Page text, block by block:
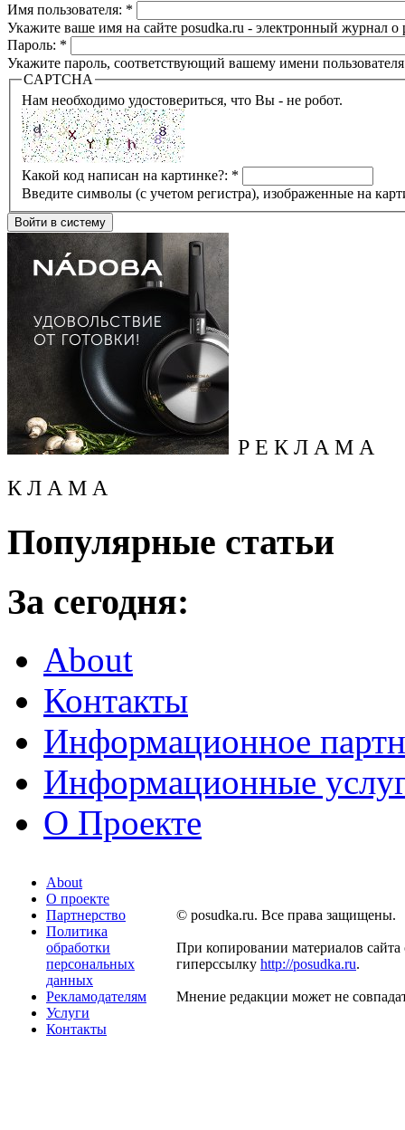
Имя пользователя: *
Укажите ваше имя на сайте posudka.ru - электронный журнал
Пароль: *
Укажите пароль, соответствующий вашему имени
CAPTCHA
Нам необходимо удостовериться, что Вы - не робот.
Какой код написан на картинке?: *
Введите символы (с учетом регистра), изображенные на
Р Е К Л А М А
К Л А М А
Популярные статьи
За сегодня:
About
Контакты
Информационное
Информационные
О Проекте
About
О проекте
Партнерство
Политика
обработки
персональных
данных
Рекламодателям
Услуги
Контакты
© posudka.ru. Все права защищены.
При копировании материалов сайта
гиперссылку http://posudka.ru.
Мнение редакции может не